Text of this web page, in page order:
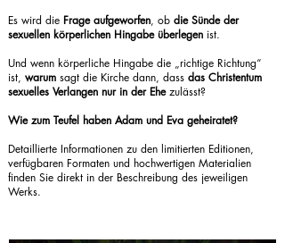
Es wird die Frage aufgeworfen, ob die Sünde der
sexuellen körperlichen Hingabe überlegen ist.
Und wenn körperliche Hingabe die „richtige Richtung“
ist, warum sagt die Kirche dann, dass das Christentum
sexuelles Verlangen nur in der Ehezulässt?
Wie zum Teufel haben Adam und Eva geheiratet?
Detaillierte Informationen zu den limitierten Editionen,
verfügbaren Formaten und hochwertigen Materialien
finden Sie direkt in der Beschreibung des jeweiligen
Werks.